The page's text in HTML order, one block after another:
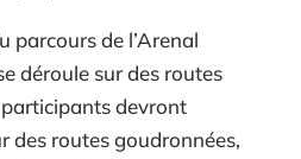
parcours de l’Arenal
déroule sur des routes
devront
des routes goudronnées,